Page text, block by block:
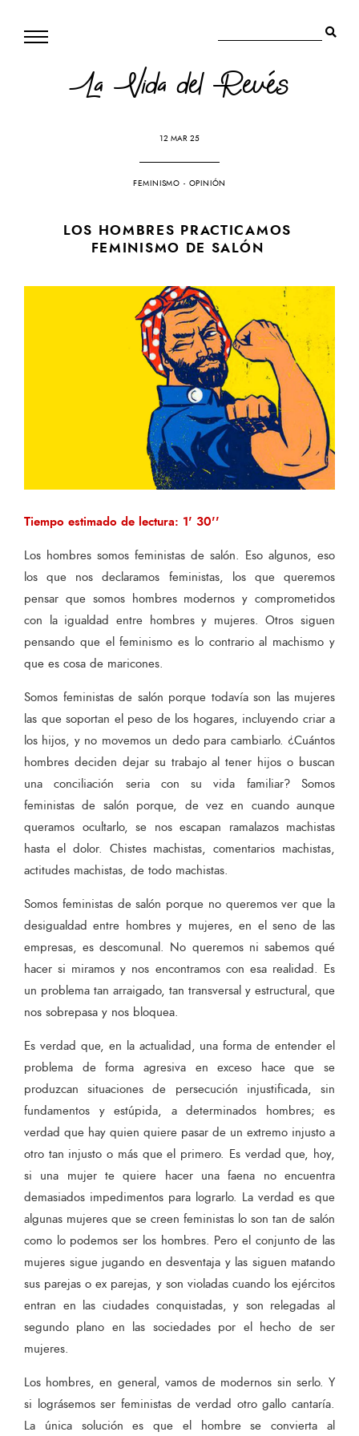
La Vida del Revés
12 MAR 25
FEMINISMO - OPINIÓN
LOS HOMBRES PRACTICAMOS
FEMINISMO DE SALÓN
Tiempo estimado de lectura: 1' 30''
Los hombres somos feministas de salón. Eso algunos, eso
los que nos declaramos feministas, los que queremos
pensar que somos hombres modernos y comprometidos
con la igualdad entre hombres y mujeres. Otros siguen
pensando que el feminismo es lo contrario al machismo y
que es cosa de maricones.
Somos feministas de salón porque todavía son las mujeres
las que soportan el peso de los hogares, incluyendo criar a
los hijos, y no movemos un dedo para cambiarlo. ¿Cuántos
hombres deciden dejar su trabajo al tener hijos o buscan
una conciliación seria con su vida familiar? Somos
feministas de salón porque, de vez en cuando aunque
queramos ocultarlo, se nos escapan ramalazos machistas
hasta el dolor. Chistes machistas, comentarios machistas,
actitudes machistas, de todo machistas.
Somos feministas de salón porque no queremos ver que la
desigualdad entre hombres y mujeres, en el seno de las
empresas, es descomunal. No queremos ni sabemos qué
hacer si miramos y nos encontramos con esa realidad. Es
un problema tan arraigado, tan transversal y estructural, que
nos sobrepasa y nos bloquea.
Es verdad que, en la actualidad, una forma de entender el
problema de forma agresiva en exceso hace que se
produzcan situaciones de persecución injustificada, sin
fundamentos y estúpida, a determinados hombres; es
verdad que hay quien quiere pasar de un extremo injusto a
otro tan injusto o más que el primero. Es verdad que, hoy,
si una mujer te quiere hacer una faena no encuentra
demasiados impedimentos para lograrlo. La verdad es que
algunas mujeres que se creen feministas lo son tan de salón
como lo podemos ser los hombres. Pero el conjunto de las
mujeres sigue jugando en desventaja y las siguen matando
sus parejas o ex parejas, y son violadas cuando los ejércitos
entran en las ciudades conquistadas, y son relegadas al
segundo plano en las sociedades por el hecho de ser
mujeres.
Los hombres, en general, vamos de modernos sin serlo. Y
si lográsemos ser feministas de verdad otro gallo cantaría.
La única solución es que el hombre se convierta al